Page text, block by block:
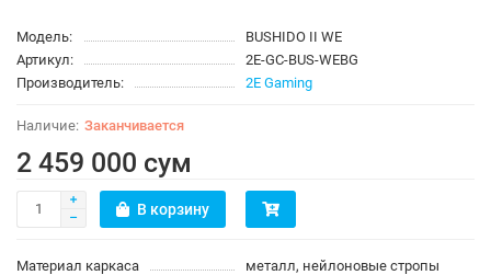
Модель:
BUSHIDO II WE
Артикул:
2E-GC-BUS-WEBG
Производитель:
2E Gaming
Заканчивается
2 459 000 сум
В корзину
Материал каркаса
металл, нейлоновые стропы